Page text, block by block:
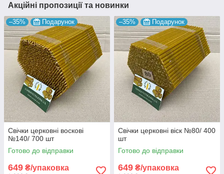
Акційні пропозиції та новинки
–35% Подарунок
Свічки церковні воскові
№140/ 700 шт
Готово до відправки
649 ₴/упаковка
–35% Подарунок
Свічки церковні віск №80/ 400
шт
Готово до відправки
649 ₴/упаковка